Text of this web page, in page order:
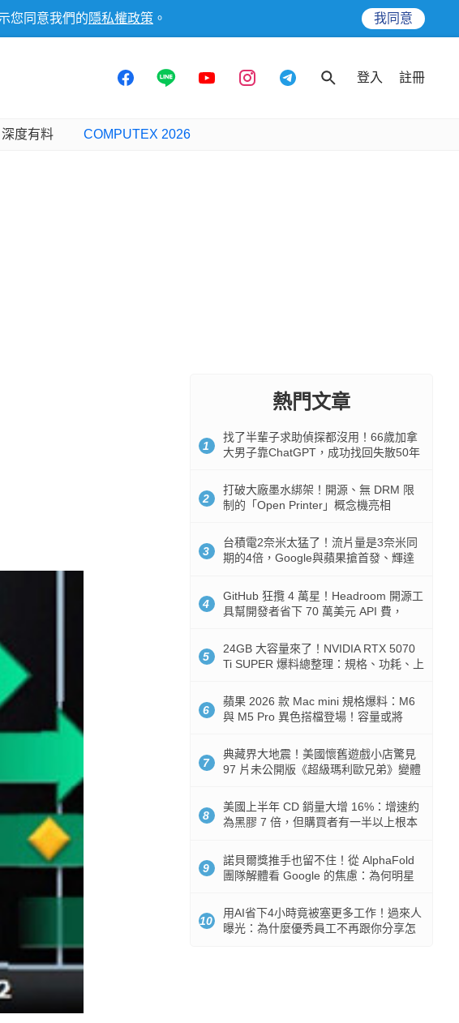
您同意我們的 隱私權政策 。 我同意
登入 註冊
深度有料 COMPUTEX 2026
熱門文章
1
找了半輩子求助偵探都沒用！66歲加拿
大男子靠ChatGPT，成功找回失散50年
2
打破大廠墨水綁架！開源、無 DRM 限
制的「Open Printer」概念機亮相
3
台積電2奈米太猛了！流片量是3奈米同
期的4倍，Google與蘋果搶首發、輝達
4
GitHub 狂攬 4 萬星！Headroom 開源工
具幫開發者省下 70 萬美元 API 費，
5
24GB 大容量來了！NVIDIA RTX 5070
Ti SUPER 爆料總整理：規格、功耗、上
6
蘋果 2026 款 Mac mini 規格爆料：M6
與 M5 Pro 異色搭檔登場！容量或將
7
典藏界大地震！美國懷舊遊戲小店驚見
97 片未公開版《超級瑪利歐兄弟》變體
8
美國上半年 CD 銷量大增 16%：增速約
為黑膠 7 倍，但購買者有一半以上根本
9
諾貝爾獎推手也留不住！從 AlphaFold
團隊解體看 Google 的焦慮：為何明星
10
用AI省下4小時竟被塞更多工作！過來人
曝光：為什麼優秀員工不再跟你分享怎